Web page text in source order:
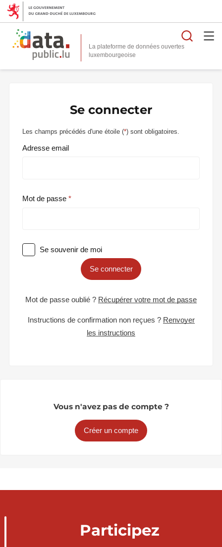
La plateforme de données ouvertes
Se connecter
Les champs précédés d'une étoile (*) sont obligatoires.
Adresse email
Mot de passe
Se souvenir de moi
Se connecter
Mot de passe oublié ? Récupérer votre mot de passe
Instructions de confirmation non reçues ? Renvoyer
les instructions
Vous n'avez pas de compte ?
Créer un compte
Participez